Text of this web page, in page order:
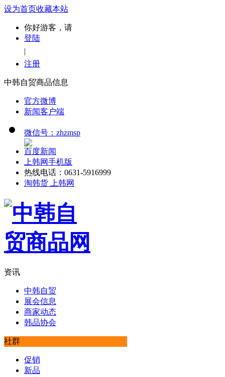
设为首页收藏本站
你好游客，请
登陆
|
注册
中韩自贸商品信息
官方微博
新闻客户端
微信号：zhzmsp
百度新闻
上韩网手机版
热线电话：0631-5916999
淘韩货 上韩网
资讯
中韩自贸
展会信息
商家动态
韩品协会
社群
促销
新品